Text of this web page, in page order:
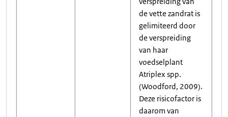
de vette zandrat is
gelimiteerd door
de verspreiding
van haar
voedselplant
Atriplex spp.
(Woodford, 2009).
Deze risicofactor is
daarom van